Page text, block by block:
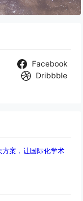
Facebook
Dribbble
案，让国际化学术